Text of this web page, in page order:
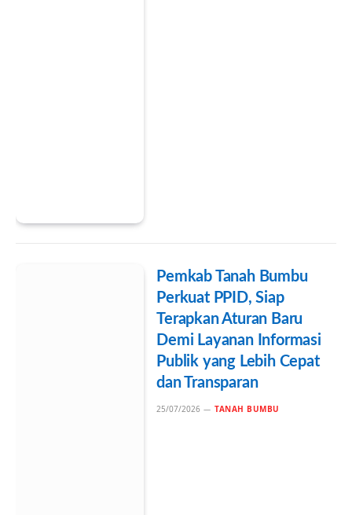
Pemkab Tanah Bumbu
Perkuat PPID, Siap
Terapkan Aturan Baru
Demi Layanan Informasi
Publik yang Lebih Cepat
dan Transparan
25/07/2026 TANAH BUMBU